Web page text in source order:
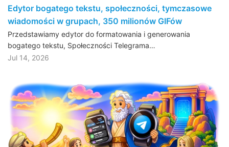
Edytor bogatego tekstu, społeczności, tymczasowe
wiadomości w grupach, 350 milionów GIFów
Przedstawiamy edytor do formatowania i generowania
bogatego tekstu, Społeczności Telegrama…
Jul 14, 2026